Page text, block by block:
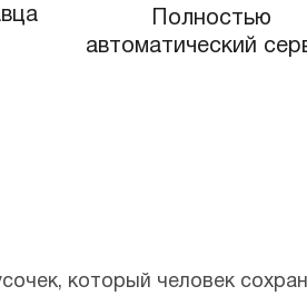
Полностью
автоматический
который человек